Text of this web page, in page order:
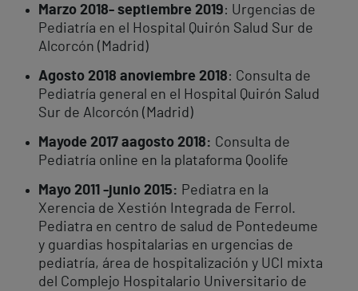
Marzo 2018- septiembre 2019: Urgencias de
Pediatría en el Hospital Quirón Salud Sur de
Alcorcón (Madrid)
Agosto 2018 anoviembre 2018: Consulta de
Pediatría general en el Hospital Quirón Salud
Sur de Alcorcón (Madrid)
Mayode 2017 aagosto 2018: Consulta de
Pediatría online en la plataforma Qoolife
Mayo 2011 - junio 2015: Pediatra en la
Xerencia de Xestión Integrada de Ferrol.
Pediatra en centro de salud de Pontedeume
y guardias hospitalarias en urgencias de
pediatría, área de hospitalización y UCI mixta
del Complejo Hospitalario Universitario de